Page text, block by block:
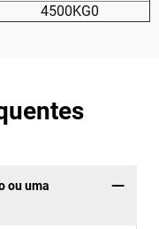
4500KG0
ou uma